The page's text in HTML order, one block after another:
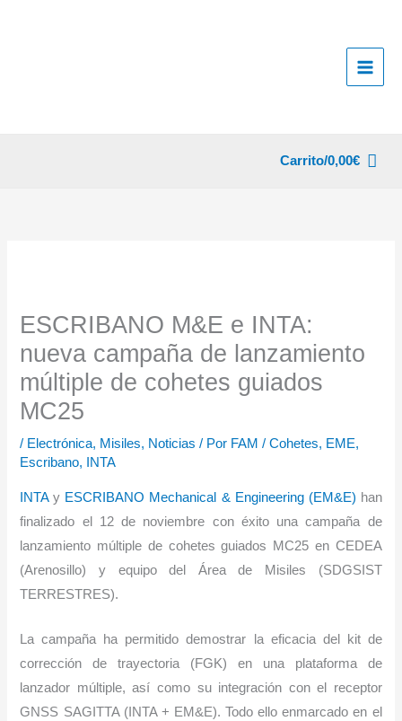
Carrito/0,00€
ESCRIBANO M&E e INTA:
nueva campaña de lanzamiento
múltiple de cohetes guiados
MC25
/ Electrónica, Misiles, Noticias / Por FAM/Cohetes, EME,
Escribano, INTA
INTAy ESCRIBANO Mechanical & Engineering (EM&E) han
finalizado el 12 de noviembre con éxito una campaña de
lanzamiento múltiple de cohetes guiados MC25 en CEDEA
(Arenosillo) y equipo del Área de Misiles (SDGSIST
TERRESTRES).
La campaña ha permitido demostrar la eficacia del kit de
corrección de trayectoria (FGK) en una plataforma de
lanzador múltiple, así como su integración con el receptor
GNSS SAGITTA (INTA + EM&E). Todo ello enmarcado en el